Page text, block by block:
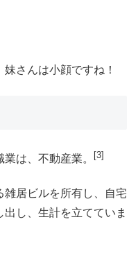
さんは小顔ですね！
は、不動産業。 [3]
居ビルを所有し、自宅
し、生計を立てていま